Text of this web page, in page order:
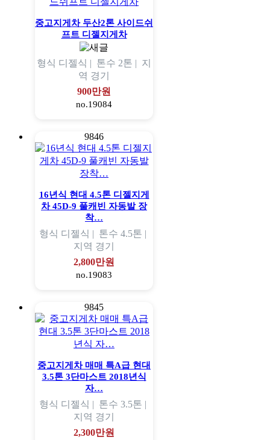
중고지게차 두산2톤 사이드쉬
프트 디젤지게차
형식 디젤식 | 톤수 2톤 | 지
역 경기
900만원
no.19084
9846
16년식 현대 4.5톤 디젤지게
차 45D-9 풀캐빈 자동발 장
착…
형식 디젤식 | 톤수 4.5톤 |
지역 경기
2,800만원
no.19083
9845
중고지게차 매매 특A급 현대
3.5톤 3단마스트 2018년식
자…
형식 디젤식 | 톤수 3.5톤 |
지역 경기
2,300만원